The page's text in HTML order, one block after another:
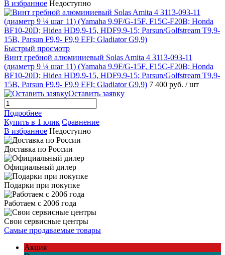
В избранное Недоступно
Быстрый просмотр
Винт гребной алюминиевый Solas Amita 4 3113-093-11
(диаметр 9 ¼ шаг 11) (Yamaha 9,9F/G-15F, F15C-F20B; Honda
BF10-20D; Hidea HD9,9-15, HDF9,9-15; Parsun/Golfstream T9,9-
15B, Parsun F9,9- F9,9 EFI; Gladiator G9,9) 7 400 руб. / шт
Оставить заявку
Подробнее
Купить в 1 клик Сравнение
В избранное Недоступно
Доставка по России
Официальный дилер
Подарки при покупке
Работаем с 2006 года
Свои сервисные центры
Самые продаваемые товары
Акция